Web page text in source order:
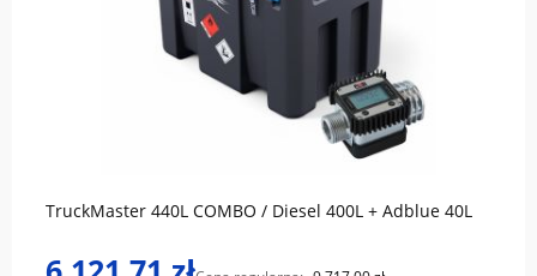
TruckMaster 440L COMBO / Diesel 400L + Adblue 40L